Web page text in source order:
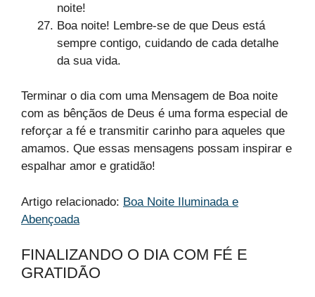
noite!
Boa noite! Lembre-se de que Deus está
sempre contigo, cuidando de cada detalhe
da sua vida.
Terminar o dia com uma Mensagem de Boa noite
com as bênçãos de Deus é uma forma especial de
reforçar a fé e transmitir carinho para aqueles que
amamos. Que essas mensagens possam inspirar e
espalhar amor e gratidão!
Artigo relacionado: Boa Noite Iluminada e
Abençoada
FINALIZANDO O DIA COM FÉ E
GRATIDÃO